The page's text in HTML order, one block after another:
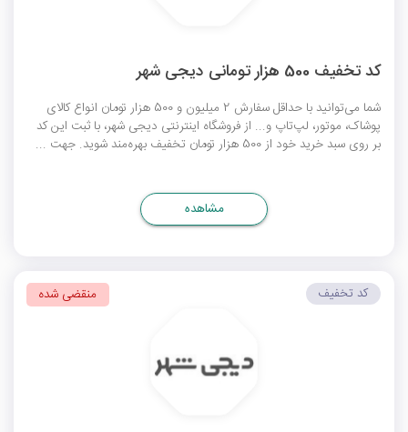
کد تخفیف 500 هزار تومانی دیجی شهر
شما می‌توانید با حداقل سفارش 2 میلیون و 500 هزار تومان انواع کالای
پوشاک، موتور، لپ‌تاپ و... از فروشگاه اینترنتی دیجی شهر، با ثبت این کد
بر روی سبد خرید خود از 500 هزار تومان تخفیف بهره‌مند شوید. جهت ...
مشاهده
کد تخفیف منقضی شده